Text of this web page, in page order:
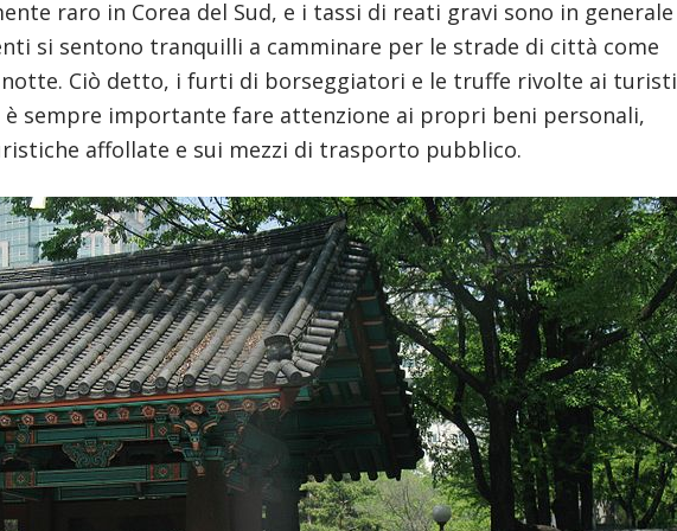
raro in Corea del Sud, e i tassi di reati gravi sono in generale
si sentono tranquilli a camminare per le strade di città come
notte. Ciò detto, i furti di borseggiatori e le truffe rivolte ai turisti
è sempre importante fare attenzione ai propri beni personali,
affollate e sui mezzi di trasporto pubblico.